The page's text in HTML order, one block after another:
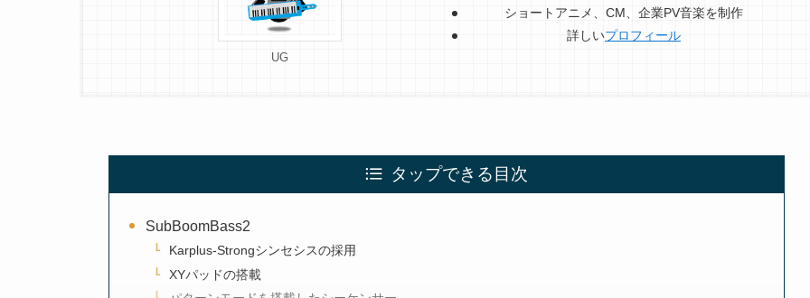
UG
ショートアニメ、CM、企業PV音楽を制作
詳しいプロフィール
タップできる目次
SubBoomBass2
Karplus-Strongシンセシスの採用
XYパッドの搭載